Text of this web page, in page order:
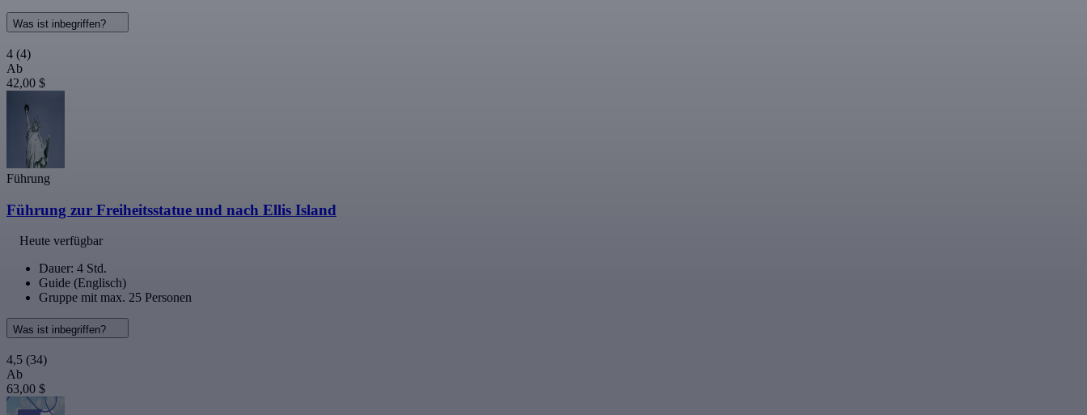
Was ist inbegriffen?
4 (4)
Ab
42,00 $
Führung
Führung zur Freiheitsstatue und nach Ellis Island
Heute verfügbar
Dauer: 4 Std.
Guide (Englisch)
Gruppe mit max. 25 Personen
Was ist inbegriffen?
4,5 (34)
Ab
63,00 $